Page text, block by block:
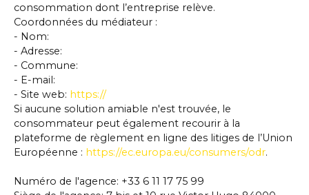
consommation dont l’entreprise relève.
Coordonnées du médiateur :
- Nom:
- Adresse:
- Commune:
- E-mail:
- Site web: https://
Si aucune solution amiable n'est trouvée, le
consommateur peut également recourir à la
plateforme de règlement en ligne des litiges de l’Union
Européenne : https://ec.europa.eu/consumers/odr.
Numéro de l'agence: +33 6 11 17 75 99